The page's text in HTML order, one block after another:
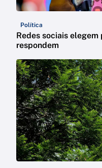
Política
Redes sociais
respondem